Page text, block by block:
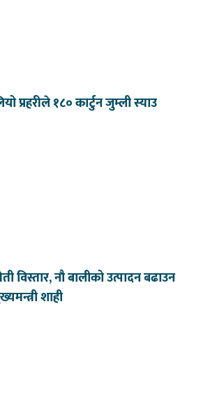
प्रहरीले १८० कार्टुन जुम्ली स्याउ
विस्तार, नौ बालीको उत्पादन बढाउन
शाही